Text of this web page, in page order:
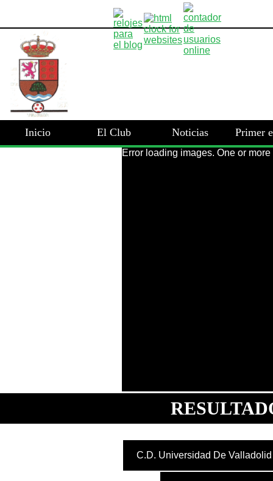
Inicio El Club Noticias Primer
Error loading images. One or
C.D. Universidad De Valladolid